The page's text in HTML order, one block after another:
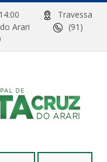
14:00
Travessa
do Arari
(91)